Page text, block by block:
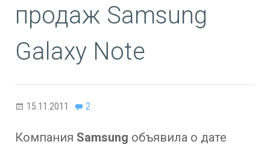
продаж Samsung
Galaxy Note
15.11.2011 2
Компания Samsung объявила о дате